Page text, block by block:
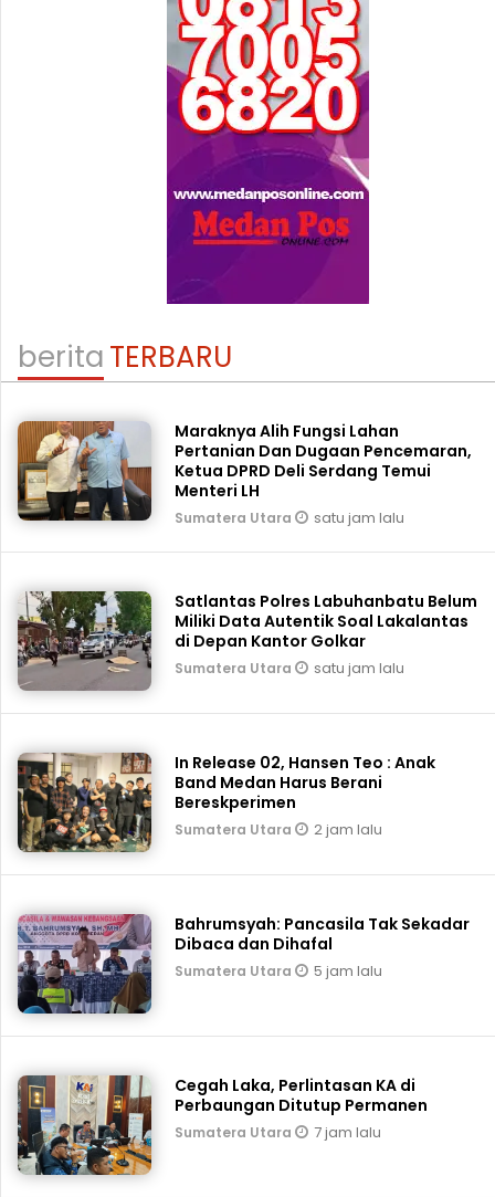
beritaTERBARU
Maraknya Alih Fungsi Lahan
Pertanian Dan Dugaan Pencemaran,
Ketua DPRD Deli Serdang Temui
Menteri LH
Sumatera Utara satu jam lalu
Satlantas Polres Labuhanbatu Belum
Miliki Data Autentik Soal Lakalantas
di Depan Kantor Golkar
Sumatera Utara satu jam lalu
In Release 02, Hansen Teo : Anak
Band Medan Harus Berani
Bereskperimen
Sumatera Utara 2 jam lalu
Bahrumsyah: Pancasila Tak Sekadar
Dibaca dan Dihafal
Sumatera Utara 5 jam lalu
Cegah Laka, Perlintasan KA di
Perbaungan Ditutup Permanen
Sumatera Utara 7 jam lalu